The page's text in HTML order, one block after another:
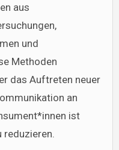
aus
und
Methoden
das Auftreten neuer
an
ist
reduzieren.